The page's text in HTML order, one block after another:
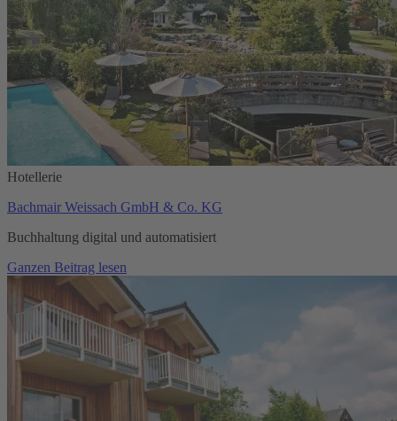
Hotellerie
Bachmair Weissach GmbH & Co. KG
Buchhaltung digital und automatisiert
Ganzen Beitrag lesen